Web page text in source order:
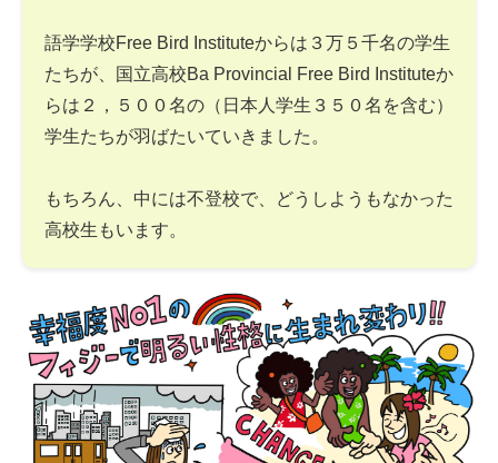
語学学校Free Bird Instituteからは３万５千名の学生
たちが、国立高校Ba Provincial Free Bird Instituteか
らは２，５００名の（日本人学生３５０名を含む）
学生たちが羽ばたいていきました。
もちろん、中には不登校で、どうしようもなかった
高校生もいます。